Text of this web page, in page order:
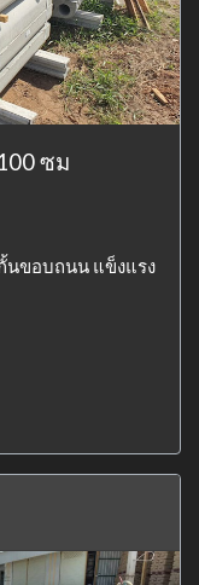
ซม
นขอบถนน แข็งแรง